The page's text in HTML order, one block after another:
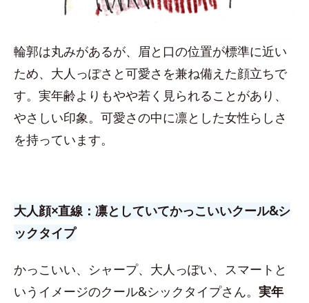
輪郭は丸みがあるが、眉と口の位置が標準に近い
ため、大人っぽさと可愛さを兼ね備えた顔立ちで
す。実年齢よりもやや若く見られることがあり、
やさしい印象。可愛さの中に凛とした女性らしさ
を持っています。
大人顔×直線：凛としていてかっこいいクール&シ
ックタイプ
かっこいい、シャープ、大人っぽい、スマートと
いうイメージのクール&シックタイプさん。 実年